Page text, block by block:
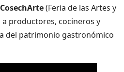
CosechArte(Feria de las Artes y
a productores, cocineros y
del patrimonio gastronómico